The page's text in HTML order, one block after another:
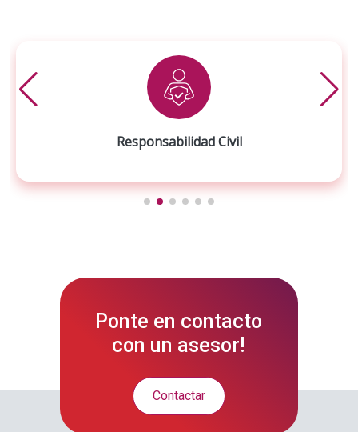
Responsabilidad Civil
Ponte en contacto
con un asesor!
Contactar